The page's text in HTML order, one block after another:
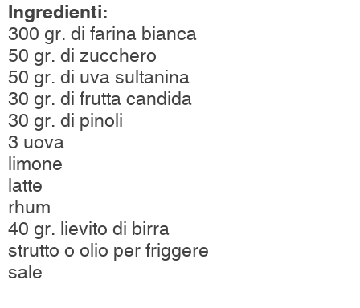
Ingredienti:
300 gr. di farina bianca
50 gr. di zucchero
50 gr. di uva sultanina
30 gr. di frutta candida
30 gr. di pinoli
3 uova
limone
latte
rhum
40 gr. lievito di birra
strutto o olio per friggere
sale